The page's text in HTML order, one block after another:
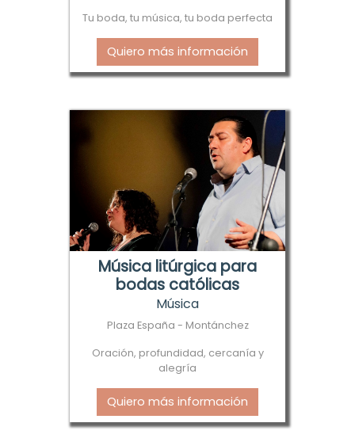
Tu boda, tu música, tu boda perfecta
Quiero más información
Música litúrgica para
bodas católicas
Música
Plaza España - Montánchez
Oración, profundidad, cercanía y
alegría
Quiero más información